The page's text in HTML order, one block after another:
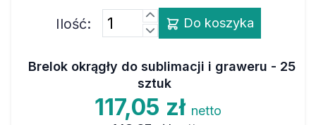
Ilość: Do koszyka
Brelok okrągły do sublimacji i graweru - 25
sztuk
117,05 zł netto